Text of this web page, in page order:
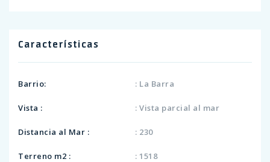
Características
Barrio: : La Barra
Vista : : Vista parcial al mar
Distancia al Mar : : 230
Terreno m2 : : 1518